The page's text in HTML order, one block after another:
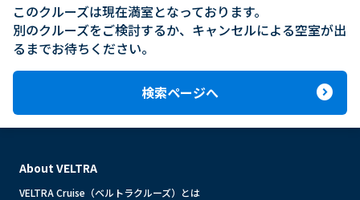
このクルーズは現在満室となっております。
別のクルーズをご検討するか、キャンセルによる空室が出
るまでお待ちください。
検索ページへ expand_circle_right
About VELTRA
VELTRA Cruise（ベルトラクルーズ）とは